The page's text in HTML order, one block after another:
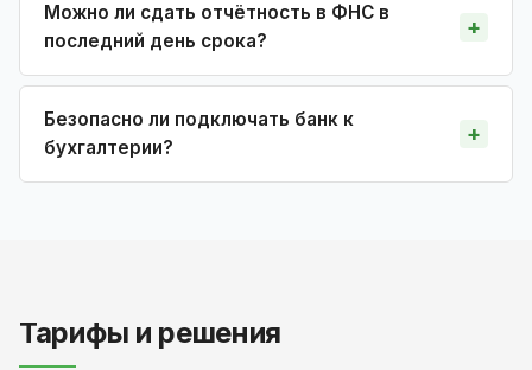
Можно ли сдать отчётность в ФНС в
последний день срока?
Безопасно ли подключать банк к
бухгалтерии?
Тарифы и решения